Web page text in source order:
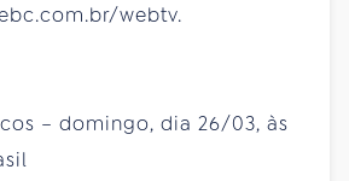
webtv.
– domingo, dia 26/03, às